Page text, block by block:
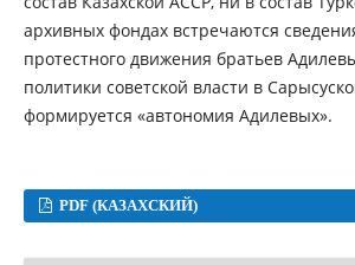
архивных фондах встречаются
протестного движения братьев
политики советской власти в
формируется «автономия Адилевых».
PDF (КАЗАХСКИЙ)